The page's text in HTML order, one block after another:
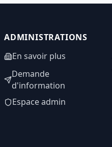
ADMINISTRATIONS
En savoir plus
Demande
d'information
Espace admin